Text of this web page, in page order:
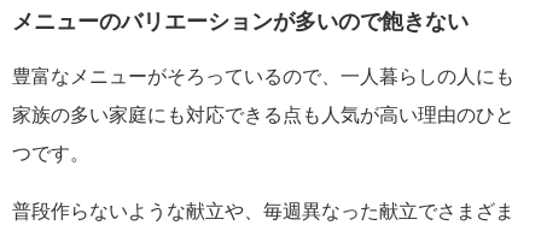
メニューのバリエーションが多いので飽きない
豊富なメニューがそろっているので、一人暮らしの人にも
家族の多い家庭にも対応できる点も人気が高い理由のひと
つです。
普段作らないような献立や、毎週異なった献立でさまざま